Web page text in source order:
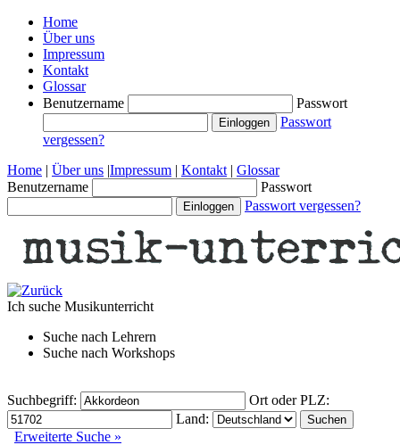
Home
Über uns
Impressum
Kontakt
Glossar
Benutzername
Passwort
Passwort
vergessen?
Home | Über uns |Impressum | Kontakt | Glossar
Benutzername
Passwort
Passwort vergessen?
Ich suche Musikunterricht
Suche nach Lehrern
Suche nach Workshops
Suchbegriff:
Ort oder PLZ:
Land:
Erweiterte Suche »